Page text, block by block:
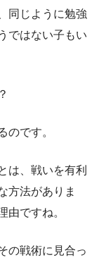
同じように勉強
ではない子もい
のです。
は、戦いを有利
方法がありま
由ですね。
の戦術に見合っ